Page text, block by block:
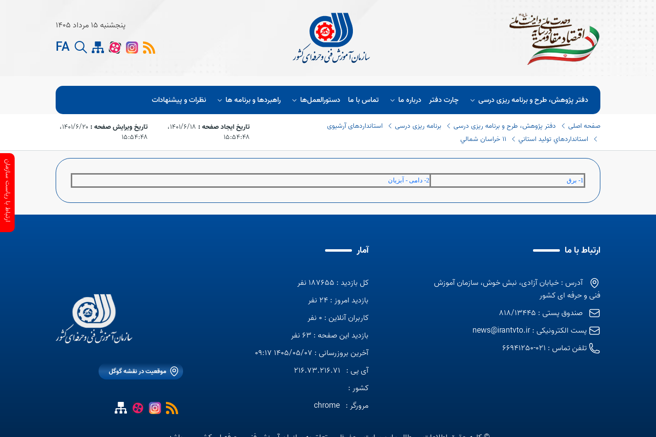
پنجشنبه 15 مرداد 1405
FA
دفتر پژوهش، طرح و برنامه ریزی درسی چارت دفتر درباره ما تماس با ما دستورالعمل‌ها راهبردها و برنامه ها نظرات و پیشنهادات
صفحه اصلی دفتر پژوهش، طرح و برنامه ریزی درسی برنامه ریزی درسی
استانداردهای آرشیوی
استانداردهاي توليد استاني
١١ خراسان شمالي
تاریخ ایجاد صفحه :
۱۴۰۱/۶/۱۸،‏
۱۵:۵۴:۴۸
تاریخ ویرایش صفحه :
۱۴۰۱/۶/۲۰،‏
۱۵:۵۴:۴۸
1- برق 2- دامی - آبزیان
ارتباط با ما
آدرس : خیابان آزادی، نبش خوش، سازمان آموزش
فنی و حرفه ای کشور
صندوق پستی : 818/13445
پست الکترونیکی :news@irantvto.ir
تلفن تماس : 021-66941250
آمار
کل بازدید : 187655 نفر
بازدید امروز : 24 نفر
کاربران آنلاین : 0 نفر
بازدید این صفحه : 63 نفر
آخرین بروزرسانی : 1405/05/07 09:17
آی پی : 216.73.216.71
کشور :
مرورگر : chrome
موقعیت در نقشه گوگل
ارتباط با ریاست سازمان